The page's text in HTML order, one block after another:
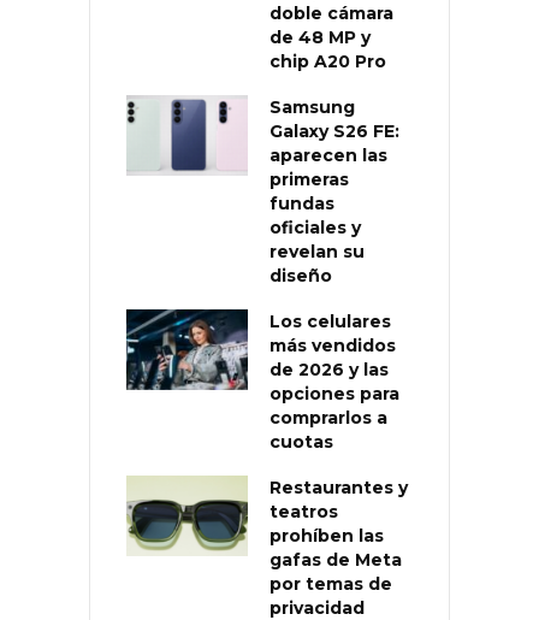
doble cámara
de 48 MP y
chip A20 Pro
Samsung
Galaxy S26 FE:
aparecen las
primeras
fundas
oficiales y
revelan su
diseño
Los celulares
más vendidos
de 2026 y las
opciones para
comprarlos a
cuotas
Restaurantes y
teatros
prohíben las
gafas de Meta
por temas de
privacidad